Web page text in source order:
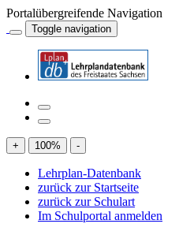
Portalübergreifende Navigation
Toggle navigation
+ 100% -
Lehrplan-Datenbank
zurück zur Startseite
zurück zur Schulart
Im Schulportal anmelden